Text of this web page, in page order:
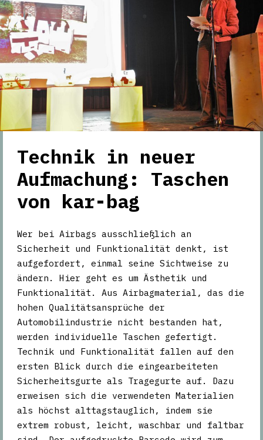
Technik in neuer
Aufmachung: Taschen
von kar-bag
Wer bei Airbags ausschließlich an
Sicherheit und Funktionalität denkt, ist
aufgefordert, einmal seine Sichtweise zu
ändern. Hier geht es um Ästhetik und
Funktionalität. Aus Airbagmaterial, das die
hohen Qualitätsansprüche der
Automobilindustrie nicht bestanden hat,
werden individuelle Taschen gefertigt.
Technik und Funktionalität fallen auf den
ersten Blick durch die eingearbeiteten
Sicherheitsgurte als Tragegurte auf. Dazu
erweisen sich die verwendeten Materialien
als höchst alttagstauglich, indem sie
extrem robust, leicht, waschbar und faltbar